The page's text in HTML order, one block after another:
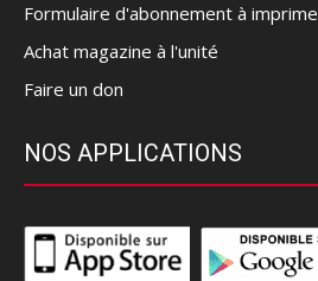
Formulaire d'abonnement à
Achat magazine à l'unité
Faire un don
NOS APPLICATIONS